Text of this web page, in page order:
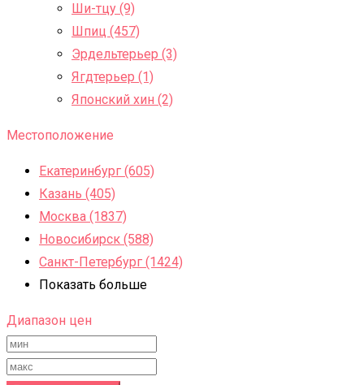
Ши-тцу (9)
Шпиц (457)
Эрдельтерьер (3)
Ягдтерьер (1)
Японский хин (2)
Местоположение
Екатеринбург (605)
Казань (405)
Москва (1837)
Новосибирск (588)
Санкт-Петербург (1424)
Показать больше
Диапазон цен